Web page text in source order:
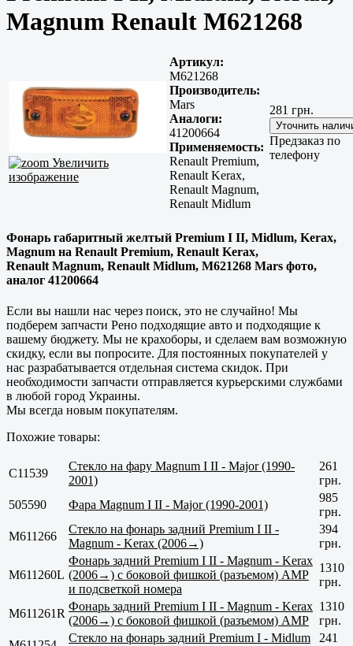
Magnum Renault M621268
Увеличить
изображение
Артикул:
M621268
Производитель:
Mars
Аналоги:
41200664
Применяемость:
Renault Premium,
Renault Kerax,
Renault Magnum,
Renault Midlum
281 грн.
Предзаказ по
телефону
Фонарь габаритный желтый Premium I II, Midlum, Kerax,
Magnum на Renault Premium, Renault Kerax,
Renault Magnum, Renault Midlum, M621268 Mars фото,
аналог 41200664
Если вы нашли нас через поиск, это не случайно! Мы
подберем запчасти Рено подходящие авто и подходящие к
вашему бюджету. Мы не крахоборы, и сделаем вам возможную
скидку, если вы попросите. Для постоянных покупателей у
нас разрабатывается отдельная система скидок. При
необходимости запчасти отправляется курьерскими службами
в любой город Украины.
Мы всегда новым покупателям.
Похожие товары:
C11539
Стекло на фару Magnum I II - Major (1990-
2001)
261
грн.
505590
Фара Magnum I II - Major (1990-2001)
985
грн.
M611266
Стекло на фонарь задний Premium I II -
Magnum - Kerax (2006→)
394
грн.
M611260L
Фонарь задний Premium I II - Magnum - Kerax
(2006→) с боковой фишкой (разъемом) AMP
и подсветкой номера
1310
грн.
M611261R
Фонарь задний Premium I II - Magnum - Kerax
(2006→) с боковой фишкой (разъемом) AMP
1310
грн.
Стекло на фонарь задний Premium I - Midlum
241